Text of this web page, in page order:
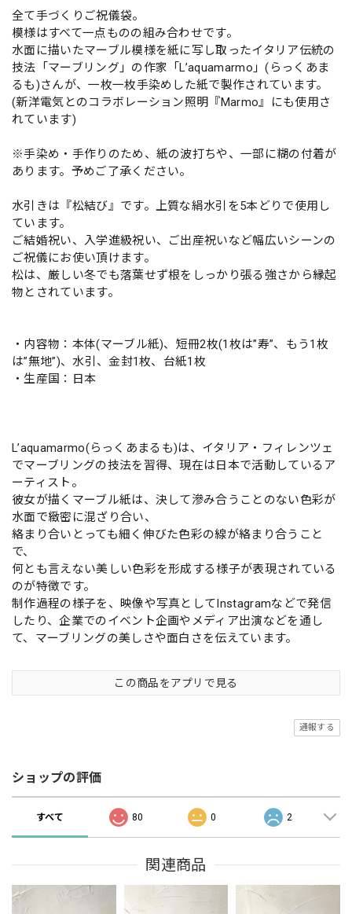
全て手づくりご祝儀袋。
模様はすべて一点ものの組み合わせです。
水面に描いたマーブル模様を紙に写し取ったイタリア伝統の
技法「マーブリング」の作家「L’aquamarmo」(らっくあま
るも)さんが、一枚一枚手染めした紙で製作されています。
(新洋電気とのコラボレーション照明『Marmo』にも使用さ
れています)
※手染め・手作りのため、紙の波打ちや、一部に糊の付着が
あります。予めご了承ください。
水引きは『松結び』です。上質な絹水引を5本どりで使用し
ています。
ご結婚祝い、入学進級祝い、ご出産祝いなど幅広いシーンの
ご祝儀にお使い頂けます。
松は、厳しい冬でも落葉せず根をしっかり張る強さから縁起
物とされています。
・内容物：本体(マーブル紙)、短冊2枚(1枚は”寿”、もう1枚
は”無地”)、水引、金封1枚、台紙1枚
・生産国：日本
L’aquamarmo(らっくあまるも)は、イタリア・フィレンツェ
でマーブリングの技法を習得、現在は日本で活動しているア
ーティスト。
彼女が描くマーブル紙は、決して滲み合うことのない色彩が
水面で緻密に混ざり合い、
絡まり合いとっても細く伸びた色彩の線が絡まり合うこと
で、
何とも言えない美しい色彩を形成する様子が表現されている
のが特徴です。
制作過程の様子を、映像や写真としてInstagramなどで発信
したり、企業でのイベント企画やメディア出演などを通し
て、マーブリングの美しさや面白さを伝えています。
この商品をアプリで見る
通報する
ショップの評価
すべて 80 0 2
関連商品